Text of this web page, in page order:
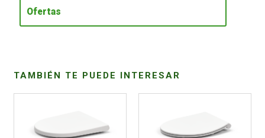
Ofertas
TAMBIÉN TE PUEDE INTERESAR